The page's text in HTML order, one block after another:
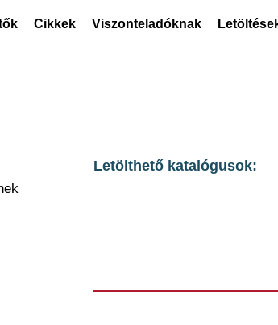
Cikkek Viszonteladóknak
Letölthető katalógusok: